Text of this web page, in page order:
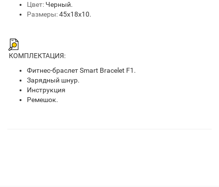
Цвет: Черный.
Размеры:45х18х10.
КОМПЛЕКТАЦИЯ:
Фитнес-браслет Smart Bracelet F1.
Зарядный шнур.
Инструкция
Ремешок.